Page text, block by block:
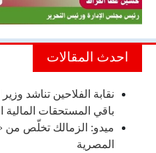
احدث المقالات
نقابة الفلاحين تناشد
باقي المستحقات
ميدو: الزمالك تخلّص من
المصرية